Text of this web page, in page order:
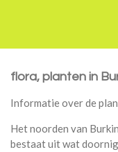
hoofdinhoud
flora, planten in
Informatie over de
Het noorden van
bestaat uit wat